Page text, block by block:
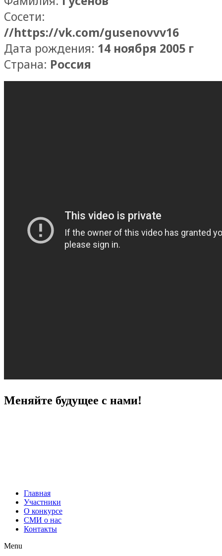
Сосети:
//https://vk.com/gusenovvv16
Дата рождения: 14 ноября 2005 г
Страна: Россия
Меняйте будущее с нами!
Главная
Участники
О конкурсе
СМИ о нас
Контакты
Menu